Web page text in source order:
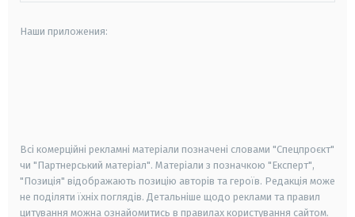
Наши приложения:
Всі комерційні рекламні матеріали позначені словами "Спецпроєкт"
чи "Партнерський матеріал". Матеріали з позначкою "Експерт",
"Позиція" відображають позицію авторів та героїв. Редакція може
не поділяти їхніх поглядів. Детальніше щодо реклами та правил
цитування можна ознайомитись в правилах користування сайтом.